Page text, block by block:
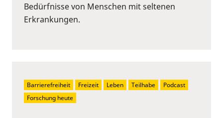
Bedürfnisse von Menschen mit seltenen
Erkrankungen.
Barrierefreiheit Freizeit Leben Teilhabe
Podcast
Forschung heute